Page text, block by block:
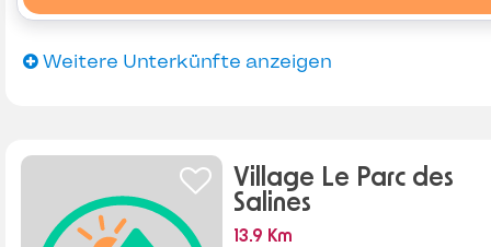
Weitere Unterkünfte anzeigen
Village Le Parc des
Salines
13.9 Km